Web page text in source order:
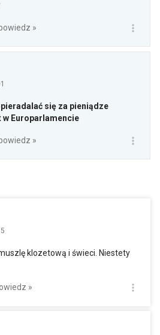
»
się za pieniądze
Europarlamencie
»
klozetową i świeci. Niestety
»